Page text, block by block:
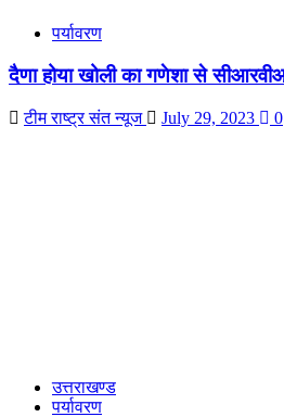
पर्यावरण
दैणा होया खोली का गणेशा से
टीम राष्ट्र संत न्यूज July 29, 2023 0
उत्तराखण्ड
पर्यावरण